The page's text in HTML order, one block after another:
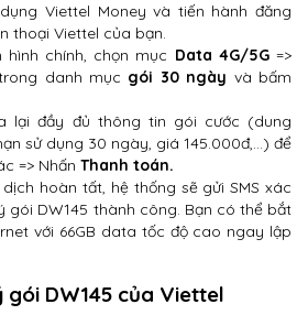
Viettel Money và tiến hành đăng
thoại Viettel của bạn.
hình chính, chọn mục Data 4G/5G=>
danh mục gói 30 ngày và bấm
lại đầy đủ thông tin gói cước (dung
sử dụng 30 ngày, giá 145.000đ,…) để
=> Nhấn Thanh toán.
hoàn tất, hệ thống sẽ gửi SMS xác
gói DW145 thành công. Bạn có thể bắt
với 66GB data tốc độ cao ngay lập
DW145 của Viettel